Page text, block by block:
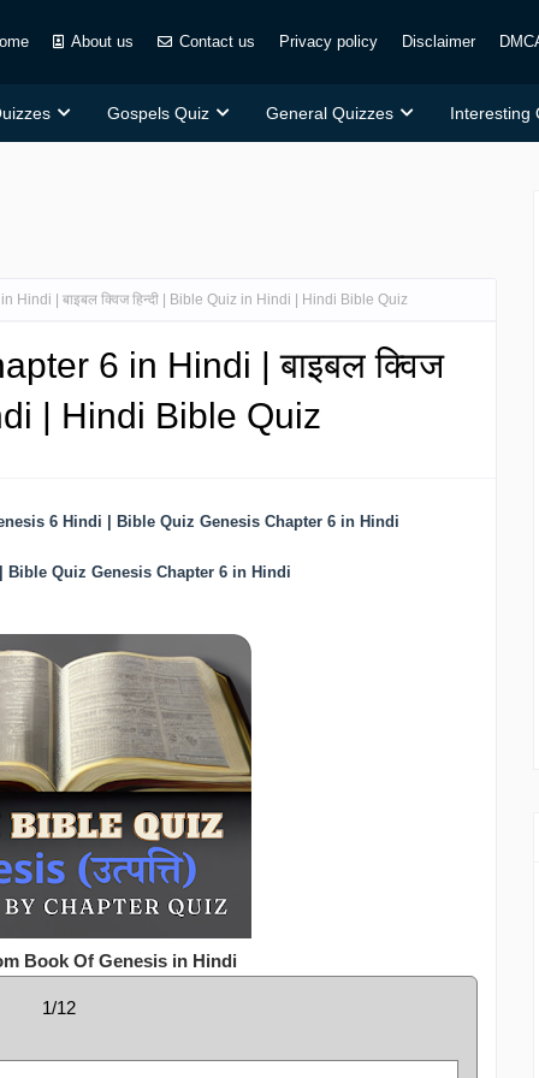
About us Contact us Privacy policy Disclaimer
Gospels Quiz General Quizzes Interesting
Hindi | बाइबल क्विज हिन्दी | Bible Quiz in Hindi | Hindi Bible Quiz
6 in Hindi | बाइबल क्विज
| Hindi Bible Quiz
6 Hindi | Bible Quiz Genesis Chapter 6 in Hindi
| Bible Quiz Genesis Chapter 6 in Hindi
Book Of Genesis in Hindi
1/12